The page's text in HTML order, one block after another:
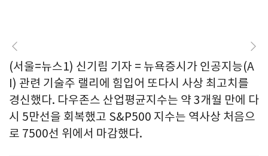
(서울=뉴스1) 신기림 기자 = 뉴욕증시가 인공지능(A
I) 관련 기술주 랠리에 힘입어 또다시 사상 최고치를
경신했다. 다우존스 산업평균지수는 약 3개월 만에 다
시 5만선을 회복했고 S&P500 지수는 역사상 처음으
로 7500선 위에서 마감했다.